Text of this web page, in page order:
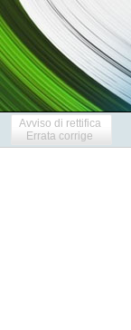
Avviso di rettifica
Errata corrige